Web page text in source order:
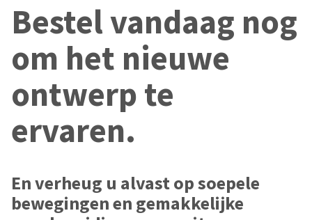
Bestel vandaag nog
om het nieuwe
ontwerp te
ervaren.
En verheug u alvast op soepele
bewegingen en gemakkelijke